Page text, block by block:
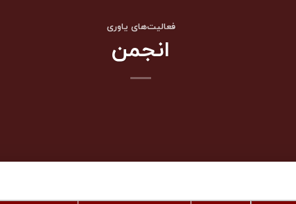
فعالیت‌های یاوری
انجمن